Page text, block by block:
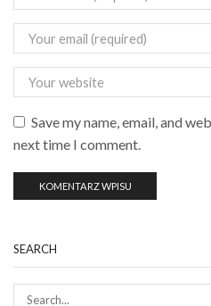
Save my name, email, and
next time I comment.
SEARCH